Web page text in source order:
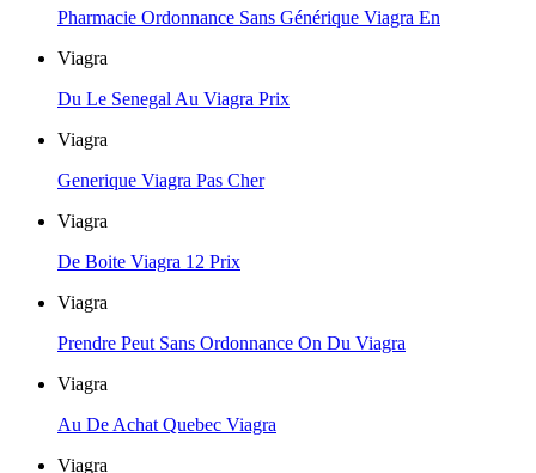
Pharmacie Ordonnance Sans Générique Viagra En
Viagra
Du Le Senegal Au Viagra Prix
Viagra
Generique Viagra Pas Cher
Viagra
De Boite Viagra 12 Prix
Viagra
Prendre Peut Sans Ordonnance On Du Viagra
Viagra
Au De Achat Quebec Viagra
Viagra